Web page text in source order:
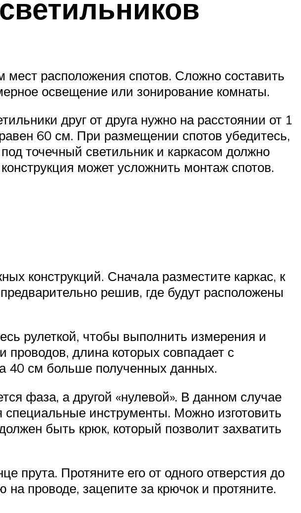
мест расположения спотов. Сложно составить
освещение или зонирование комнаты.
друг от друга нужно на расстоянии от 1
60 см. При размещении спотов убедитесь,
точечный светильник и каркасом должно
может усложнить монтаж спотов.
конструкций. Сначала разместите каркас, к
решив, где будут расположены
рулеткой, чтобы выполнить измерения и
проводов, длина которых совпадает с
40 см больше полученных данных.
фаза, а другой «нулевой». В данном случае
специальные инструменты. Можно изготовить
быть крюк, который позволит захватить
прута. Протяните его от одного отверстия до
на проводе, зацепите за крючок и протяните.